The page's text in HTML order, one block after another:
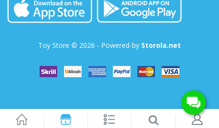
Toy Store © 2026 - Powered-by Storola.net